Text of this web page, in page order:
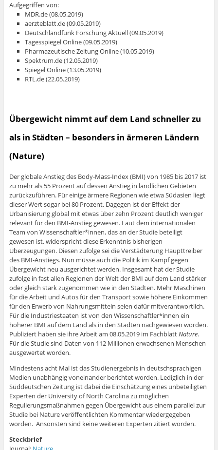
Aufgegriffen von:
MDR.de (08.05.2019)
aerzteblatt.de (09.05.2019)
Deutschlandfunk Forschung Aktuell (09.05.2019)
Tagesspiegel Online (09.05.2019)
Pharmazeutische Zeitung Online (10.05.2019)
Spektrum.de (12.05.2019)
Spiegel Online (13.05.2019)
RTL.de (22.05.2019)
Übergewicht nimmt auf dem Land schneller zu
als in Städten – besonders in ärmeren Ländern
(Nature)
Der globale Anstieg des Body-Mass-Index (BMI) von 1985 bis 2017 ist
zu mehr als 55 Prozent auf dessen Anstieg in ländlichen Gebieten
zurückzuführen. Für einige ärmere Regionen wie etwa Südasien liegt
dieser Wert sogar bei 80 Prozent. Dagegen ist der Effekt der
Urbanisierung global mit etwas über zehn Prozent deutlich weniger
relevant für den BMI-Anstieg gewesen. Laut dem internationalen
Team von Wissenschaftler*innen, das an der Studie beteiligt
gewesen ist, widerspricht diese Erkenntnis bisherigen
Überzeugungen. Diesen zufolge sei die Verstädterung Haupttreiber
des BMI-Anstiegs. Nun müsse auch die Politik im Kampf gegen
Übergewicht neu ausgerichtet werden. Insgesamt hat der Studie
zufolge in fast allen Regionen der Welt der BMI auf dem Land stärker
oder gleich stark zugenommen wie in den Städten. Mehr Maschinen
für die Arbeit und Autos für den Transport sowie höhere Einkommen
für den Erwerb von Nahrungsmitteln seien dafür mitverantwortlich.
Für die Industriestaaten ist von den Wissenschaftler*innen ein
höherer BMI auf dem Land als in den Städten nachgewiesen worden.
Publiziert haben sie ihre Arbeit am 08.05.2019 im FachblattNature.
Für die Studie sind Daten von 112 Millionen erwachsenen Menschen
ausgewertet worden.
Mindestens acht Mal ist das Studienergebnis in deutschsprachigen
Medien unabhängig voneinander berichtet worden. Lediglich in der
Süddeutschen Zeitung ist dabei die Einschätzung eines unbeteiligten
Experten der University of North Carolina zu möglichen
Regulierungsmaßnahmen gegen Übergewicht aus einem parallel zur
Studie bei Nature veröffentlichten Kommentar wiedergegeben
worden. Ansonsten sind keine weiteren Experten zitiert worden.
Steckbrief